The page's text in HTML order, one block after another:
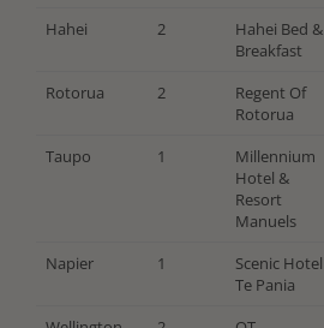
Hahei 2
Hahei Bed &
Breakfast
Rotorua 2
Regent Of
Rotorua
Taupo 1
Millennium
Hotel &
Resort
Manuels
Napier 1
Scenic Hotel
Te Pania